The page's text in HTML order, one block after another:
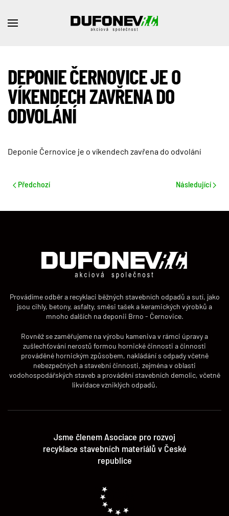
DEPONIE ČERNOVICE JE O
VÍKENDECH ZAVŘENA DO
ODVOLÁNÍ
Deponie Černovice je o víkendech zavřena do odvolání
Předchozí Následující
Provádíme odběr a recyklaci běžných stavebních odpadů a sutí, jako
jsou cihly, betony, asfalty, směsi tašek a keramických výrobků a
mnoho dalších na deponii Brno - Černovice.
Rovněž se zaměřujeme na výrobu kameniva v rámci úpravy a
zušlechťování nerostů formou hornické činnosti a činnosti
prováděné hornickým způsobem, nakládání s odpady včetně
nebezpečných a stavební činnosti, zejména v oblasti
vodohospodářských staveb a provádění stavebních demolic, včetně
likvidace vzniklých odpadů.
Jsme členem Asociace pro rozvoj
recyklace stavebních materiálů v České
republice